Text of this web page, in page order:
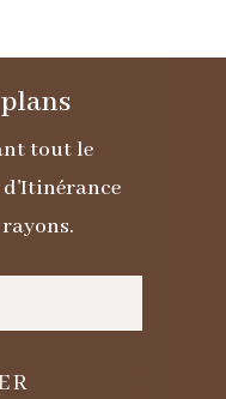
tout le